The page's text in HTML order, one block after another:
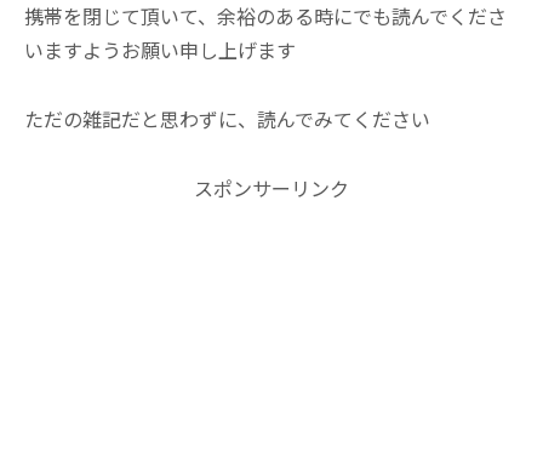
携帯を閉じて頂いて、余裕のある時にでも読んでくださ
いますようお願い申し上げます
ただの雑記だと思わずに、読んでみてください
スポンサーリンク